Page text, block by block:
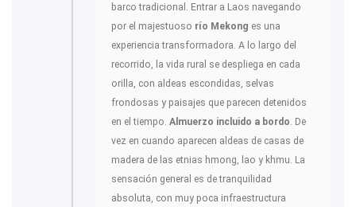
barco tradicional. Entrar a Laos navegando
por el majestuoso río Mekong es una
experiencia transformadora. A lo largo del
recorrido, la vida rural se despliega en cada
orilla, con aldeas escondidas, selvas
frondosas y paisajes que parecen detenidos
en el tiempo. Almuerzo incluido a bordo. De
vez en cuando aparecen aldeas de casas de
madera de las etnias hmong, lao y khmu. La
sensación general es de tranquilidad
absoluta, con muy poca infraestructura